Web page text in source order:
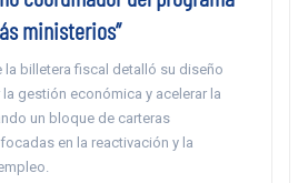
ministerios”
la billetera fiscal detalló su diseño
gestión económica y acelerar la
un bloque de carteras
en la reactivación y la